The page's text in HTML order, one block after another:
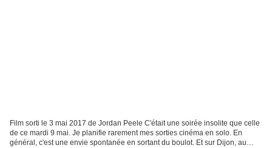
Film sorti le 3 mai 2017 de Jordan Peele C'était une soirée insolite que celle
de ce mardi 9 mai. Je planifie rarement mes sorties cinéma en solo. En
général, c'est une envie spontanée en sortant du boulot. Et sur Dijon, au